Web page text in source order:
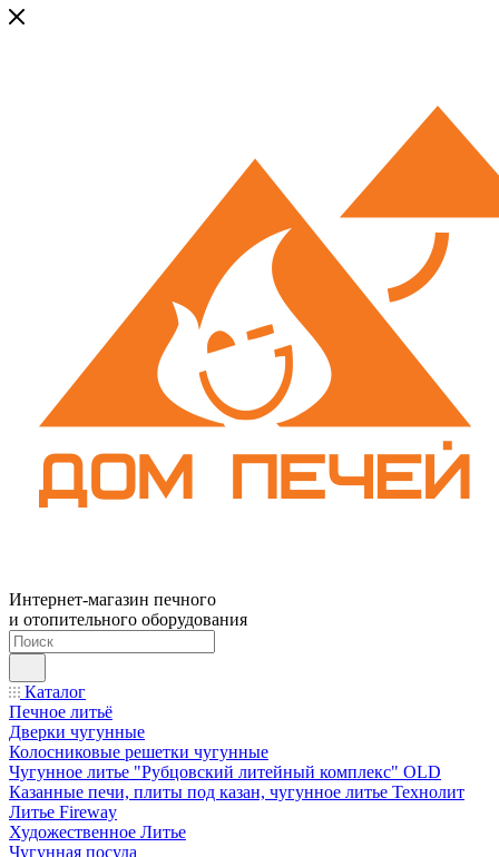
Интернет-магазин печного
и отопительного оборудования
Каталог
Печное литьё
Дверки чугунные
Колосниковые решетки чугунные
Чугунное литье "Рубцовский литейный комплекс" OLD
Казанные печи, плиты под казан, чугунное литье Технолит
Литье Fireway
Художественное Литье
Чугунная посуда